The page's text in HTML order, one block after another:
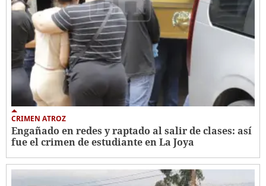
CRIMEN ATROZ
Engañado en redes y raptado al salir de clases: así
fue el crimen de estudiante en La Joya